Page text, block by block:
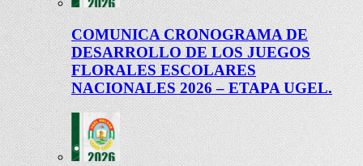
COMUNICA CRONOGRAMA DE
DESARROLLO DE LOS JUEGOS
FLORALES ESCOLARES
NACIONALES 2026 – ETAPA UGEL.